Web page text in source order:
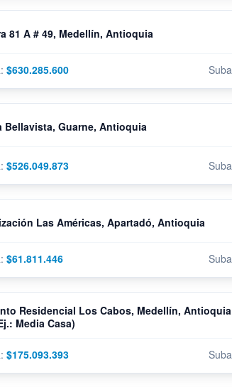
$630.285.600
81 A # 49, Medellín, Antioquia
$526.049.873
Bellavista, Guarne, Antioquia
$61.811.446
Las Américas, Apartadó, Antioquia
$175.093.393
Residencial Los Cabos, Medellín, Antioquia
Media Casa)